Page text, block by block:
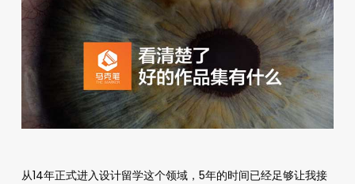
从14年正式进入设计留学这个领域，5年的时间已经足够让我接